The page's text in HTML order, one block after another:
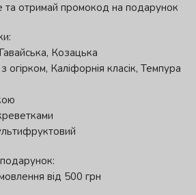
та отримай промокод на подарунок
Козацька
огірком, Каліфорнія класік, Темпура
від 500 грн